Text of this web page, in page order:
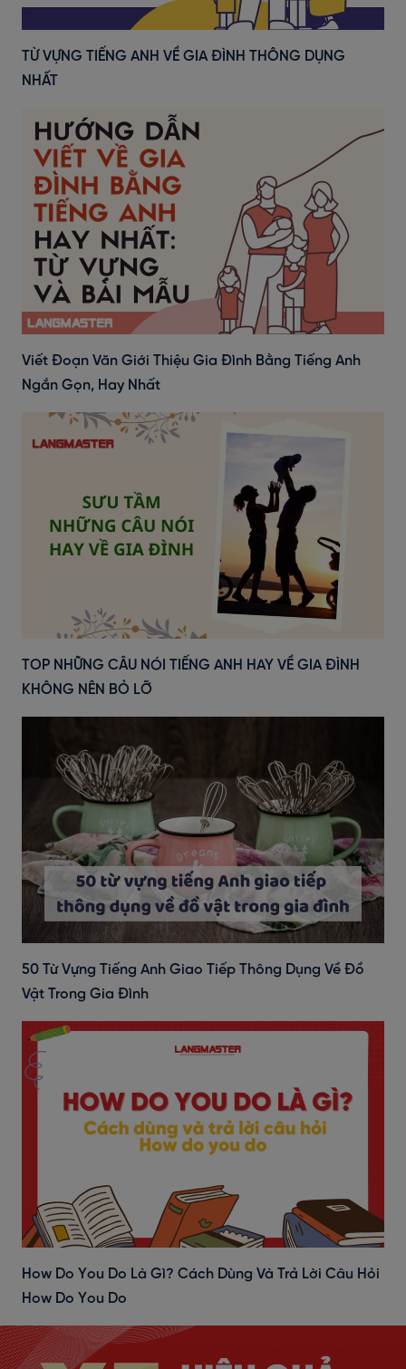
TỪ VỰNG TIẾNG ANH VỀ GIA ĐÌNH THÔNG DỤNG
NHẤT
Viết Đoạn Văn Giới Thiệu Gia Đình Bằng Tiếng Anh
Ngắn Gọn, Hay Nhất
TOP NHỮNG CÂU NÓI TIẾNG ANH HAY VỀ GIA ĐÌNH
KHÔNG NÊN BỎ LỠ
50 Từ Vựng Tiếng Anh Giao Tiếp Thông Dụng Về Đồ
Vật Trong Gia Đình
How Do You Do Là Gì? Cách Dùng Và Trả Lời Câu Hỏi
How Do You Do